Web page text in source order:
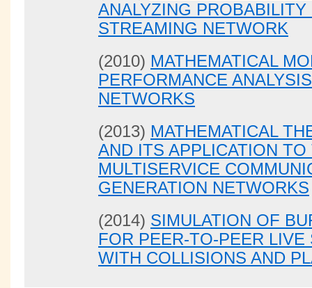
ANALYZING
STREAMING NETWORK
(2010) MATHEMATICAL
PERFORMANCE
NETWORKS
(2013) MATHEMATICAL
AND ITS APPLICATION
MULTISERVICE
GENERATION NETWORKS
(2014) SIMULATION OF
FOR PEER-TO-PEER
WITH COLLISIONS AND